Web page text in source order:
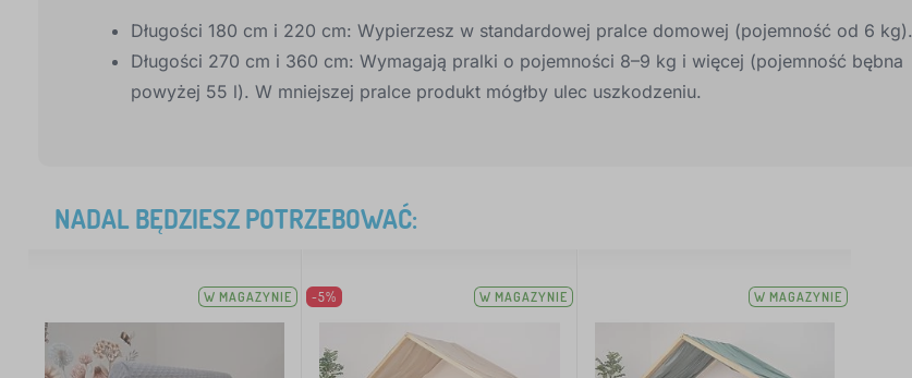
Długości 180 cm i 220 cm: Wypierzesz w standardowej pralce domowej (pojemność od 6 kg).
Długości 270 cm i 360 cm: Wymagają pralki o pojemności 8–9 kg i więcej (pojemność bębna
powyżej 55 l). W mniejszej pralce produkt mógłby ulec uszkodzeniu.
NADAL BĘDZIESZ POTRZEBOWAĆ:
W MAGAZYNIE -5% W MAGAZYNIE W MAGAZYNIE